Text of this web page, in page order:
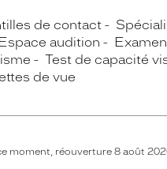
de contact
audition
Test de capacité
de vue
moment, réouverture 8 août